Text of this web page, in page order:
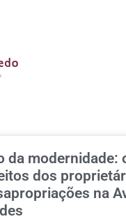
da modernidade:
dos
na